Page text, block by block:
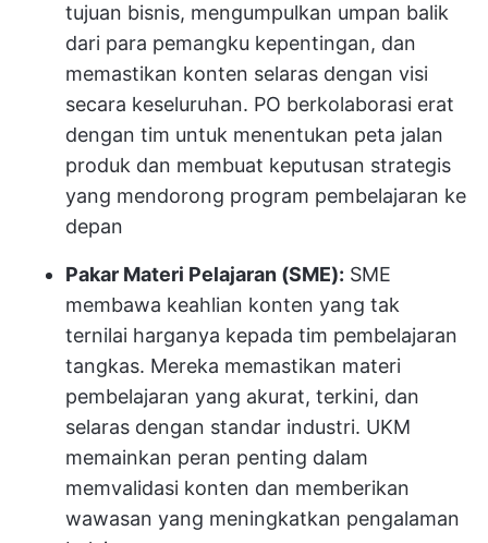
tujuan bisnis, mengumpulkan umpan balik
dari para pemangku kepentingan, dan
memastikan konten selaras dengan visi
secara keseluruhan. PO berkolaborasi erat
dengan tim untuk menentukan peta jalan
produk dan membuat keputusan strategis
yang mendorong program pembelajaran ke
depan
Pakar Materi Pelajaran (SME): SME
membawa keahlian konten yang tak
ternilai harganya kepada tim pembelajaran
tangkas. Mereka memastikan materi
pembelajaran yang akurat, terkini, dan
selaras dengan standar industri. UKM
memainkan peran penting dalam
memvalidasi konten dan memberikan
wawasan yang meningkatkan pengalaman